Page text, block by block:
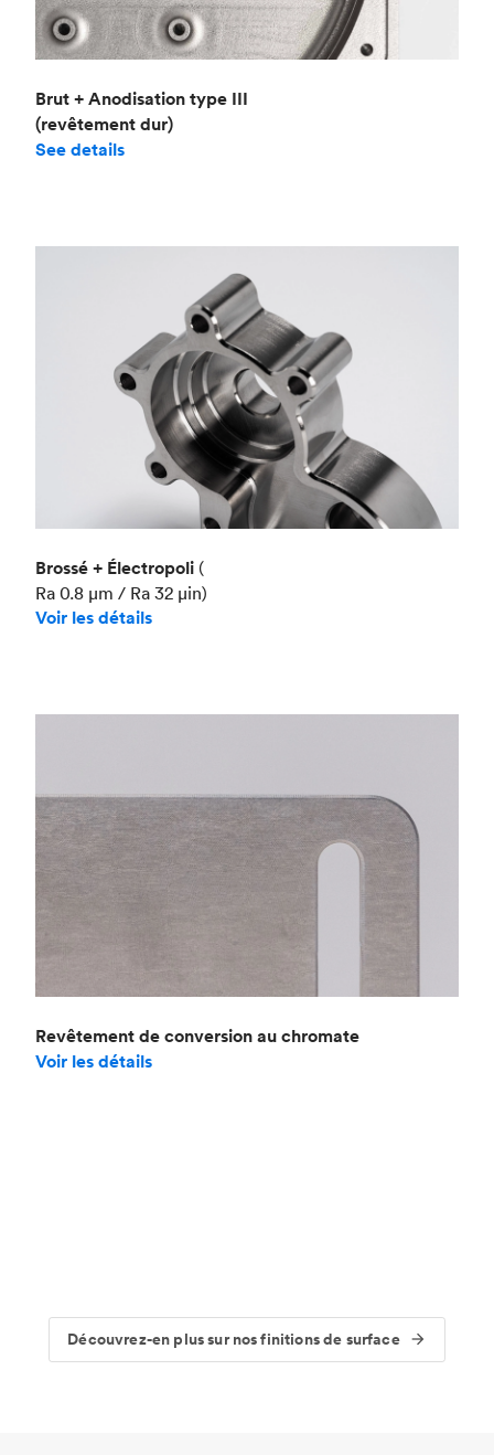
Brut + Anodisation type III
(revêtement dur)
See details
Brossé + Électropoli (
Ra 0.8 μm / Ra 32 μin)
Voir les détails
Revêtement de conversion au chromate
Voir les détails
Découvrez-en plus sur nos finitions de surface